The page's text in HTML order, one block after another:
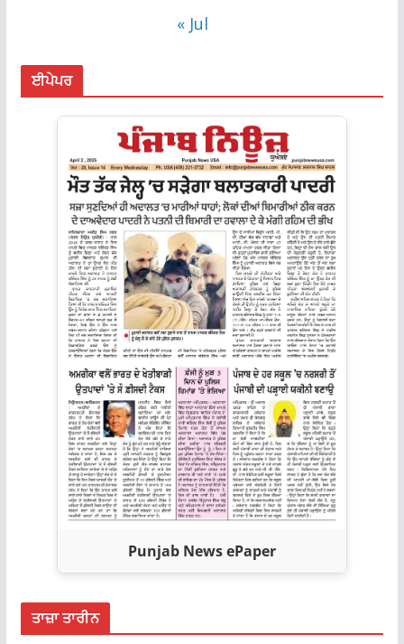
« Jul
ਈਪੇਪਰ
Punjab News ePaper
ਤਾਜ਼ਾ ਤਾਰੀਨ